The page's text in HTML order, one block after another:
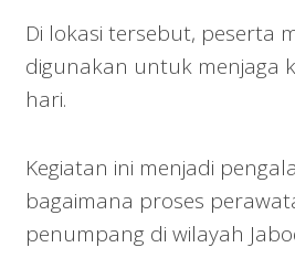
Di lokasi tersebut, peserta
digunakan untuk menjaga
hari.
Kegiatan ini menjadi
bagaimana proses
penumpang di wilayah